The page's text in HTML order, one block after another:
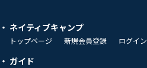
ネイティブキャンプ
トップページ 新規会員登録 ログイン
ガイド